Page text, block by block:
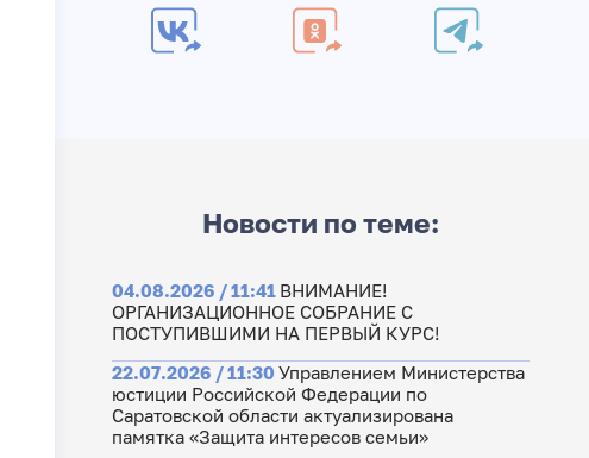
Новости по теме:
04.08.2026 / 11:41 ВНИМАНИЕ!
ОРГАНИЗАЦИОННОЕ СОБРАНИЕ С
ПОСТУПИВШИМИ НА ПЕРВЫЙ КУРС!
22.07.2026 / 11:30 Управлением Министерства
юстиции Российской Федерации по
Саратовской области актуализирована
памятка «Защита интересов семьи»